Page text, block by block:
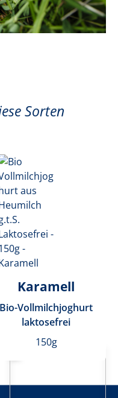
Sorten
Karamell
Bio-Vollmilchjoghurt
laktosefrei
150g